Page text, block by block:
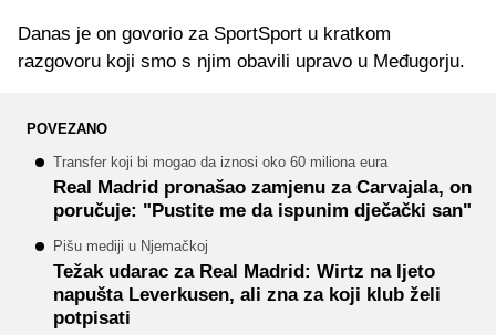
Danas je on govorio za SportSport u kratkom
razgovoru koji smo s njim obavili upravo u Međugorju.
POVEZANO
Transfer koji bi mogao da iznosi oko 60 miliona eura
Real Madrid pronašao zamjenu za Carvajala, on
poručuje: "Pustite me da ispunim dječački san"
Pišu mediji u Njemačkoj
Težak udarac za Real Madrid: Wirtz na ljeto
napušta Leverkusen, ali zna za koji klub želi
potpisati